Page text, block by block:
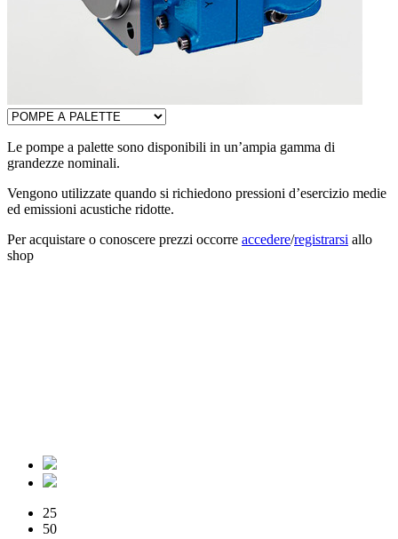
Le pompe a palette sono disponibili in un’ampia gamma di
grandezze nominali.
Vengono utilizzate quando si richiedono pressioni d’esercizio medie
ed emissioni acustiche ridotte.
Per acquistare o conoscere prezzi occorre accedere/registrarsi allo
shop
25
50